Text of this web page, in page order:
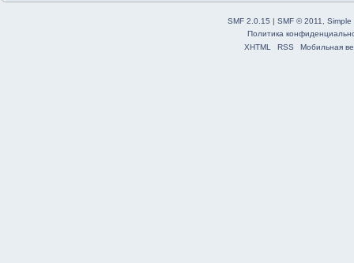
SMF 2.0.15 | SMF © 2011
Simple
Политика
XHTML
RSS Мобильная